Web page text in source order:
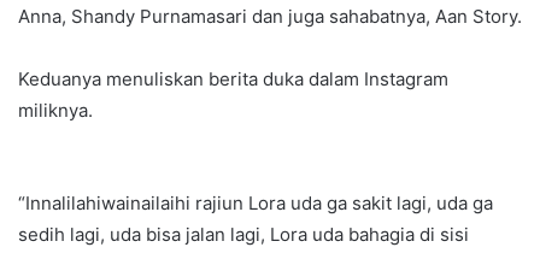
Anna, Shandy Purnamasari dan juga sahabatnya, Aan Story.
Keduanya menuliskan berita duka dalam Instagram
miliknya.
“Innalilahiwainailaihi rajiun Lora uda ga sakit lagi, uda ga
sedih lagi, uda bisa jalan lagi, Lora uda bahagia di sisi